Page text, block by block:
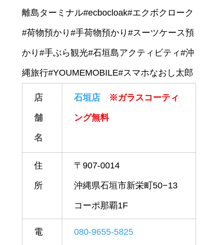
離島ターミナル#ecbocloak#エクボクローク
#荷物預かり#手荷物預かり#スーツケース預
かり#手ぶら観光#石垣島アクティビティ#沖
縄旅行#YOUMEMOBILE#スマホなおし太郎
店
舗
名
石垣店 ※ガラスコーティ
ング無料
住
所
〒907-0014
沖縄県石垣市新栄町50−13
コーポ那覇1F
電 080-9655-5825